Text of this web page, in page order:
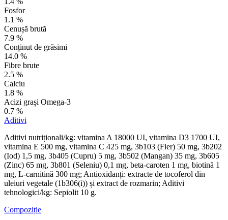
Fosfor
1.1 %
Cenușă brută
7.9 %
Conținut de grăsimi
14.0 %
Fibre brute
2.5 %
Calciu
1.8 %
Acizi grași Omega-3
0.7 %
Aditivi
Aditivi nutriționali/kg: vitamina A 18000 UI, vitamina D3 1700 UI,
vitamina E 500 mg, vitamina C 425 mg, 3b103 (Fier) 50 mg, 3b202
(Iod) 1,5 mg, 3b405 (Cupru) 5 mg, 3b502 (Mangan) 35 mg, 3b605
(Zinc) 65 mg, 3b801 (Seleniu) 0,1 mg, beta-caroten 1 mg, biotină 1
mg, L-carnitină 300 mg; Antioxidanți: extracte de tocoferol din
uleiuri vegetale (1b306(i)) și extract de rozmarin; Aditivi
tehnologici/kg: Sepiolit 10 g.
Compoziție